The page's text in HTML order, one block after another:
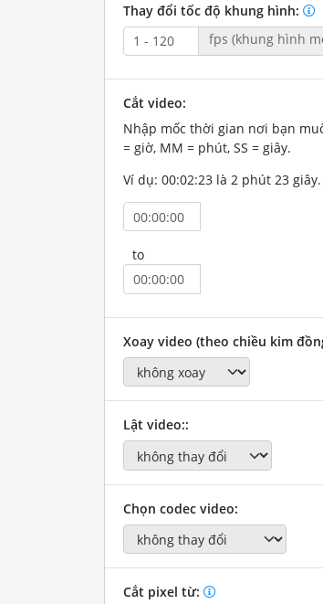
Thay đổi tốc độ khung hình:
fps (khung hình
Cắt video:
Nhập mốc thời gian nơi bạn
= giờ, MM = phút, SS = giây.
Ví dụ: 00:02:23 là 2 phút 23 giây.
to
Xoay video (theo chiều kim
Lật video::
Chọn codec video:
Cắt pixel từ: